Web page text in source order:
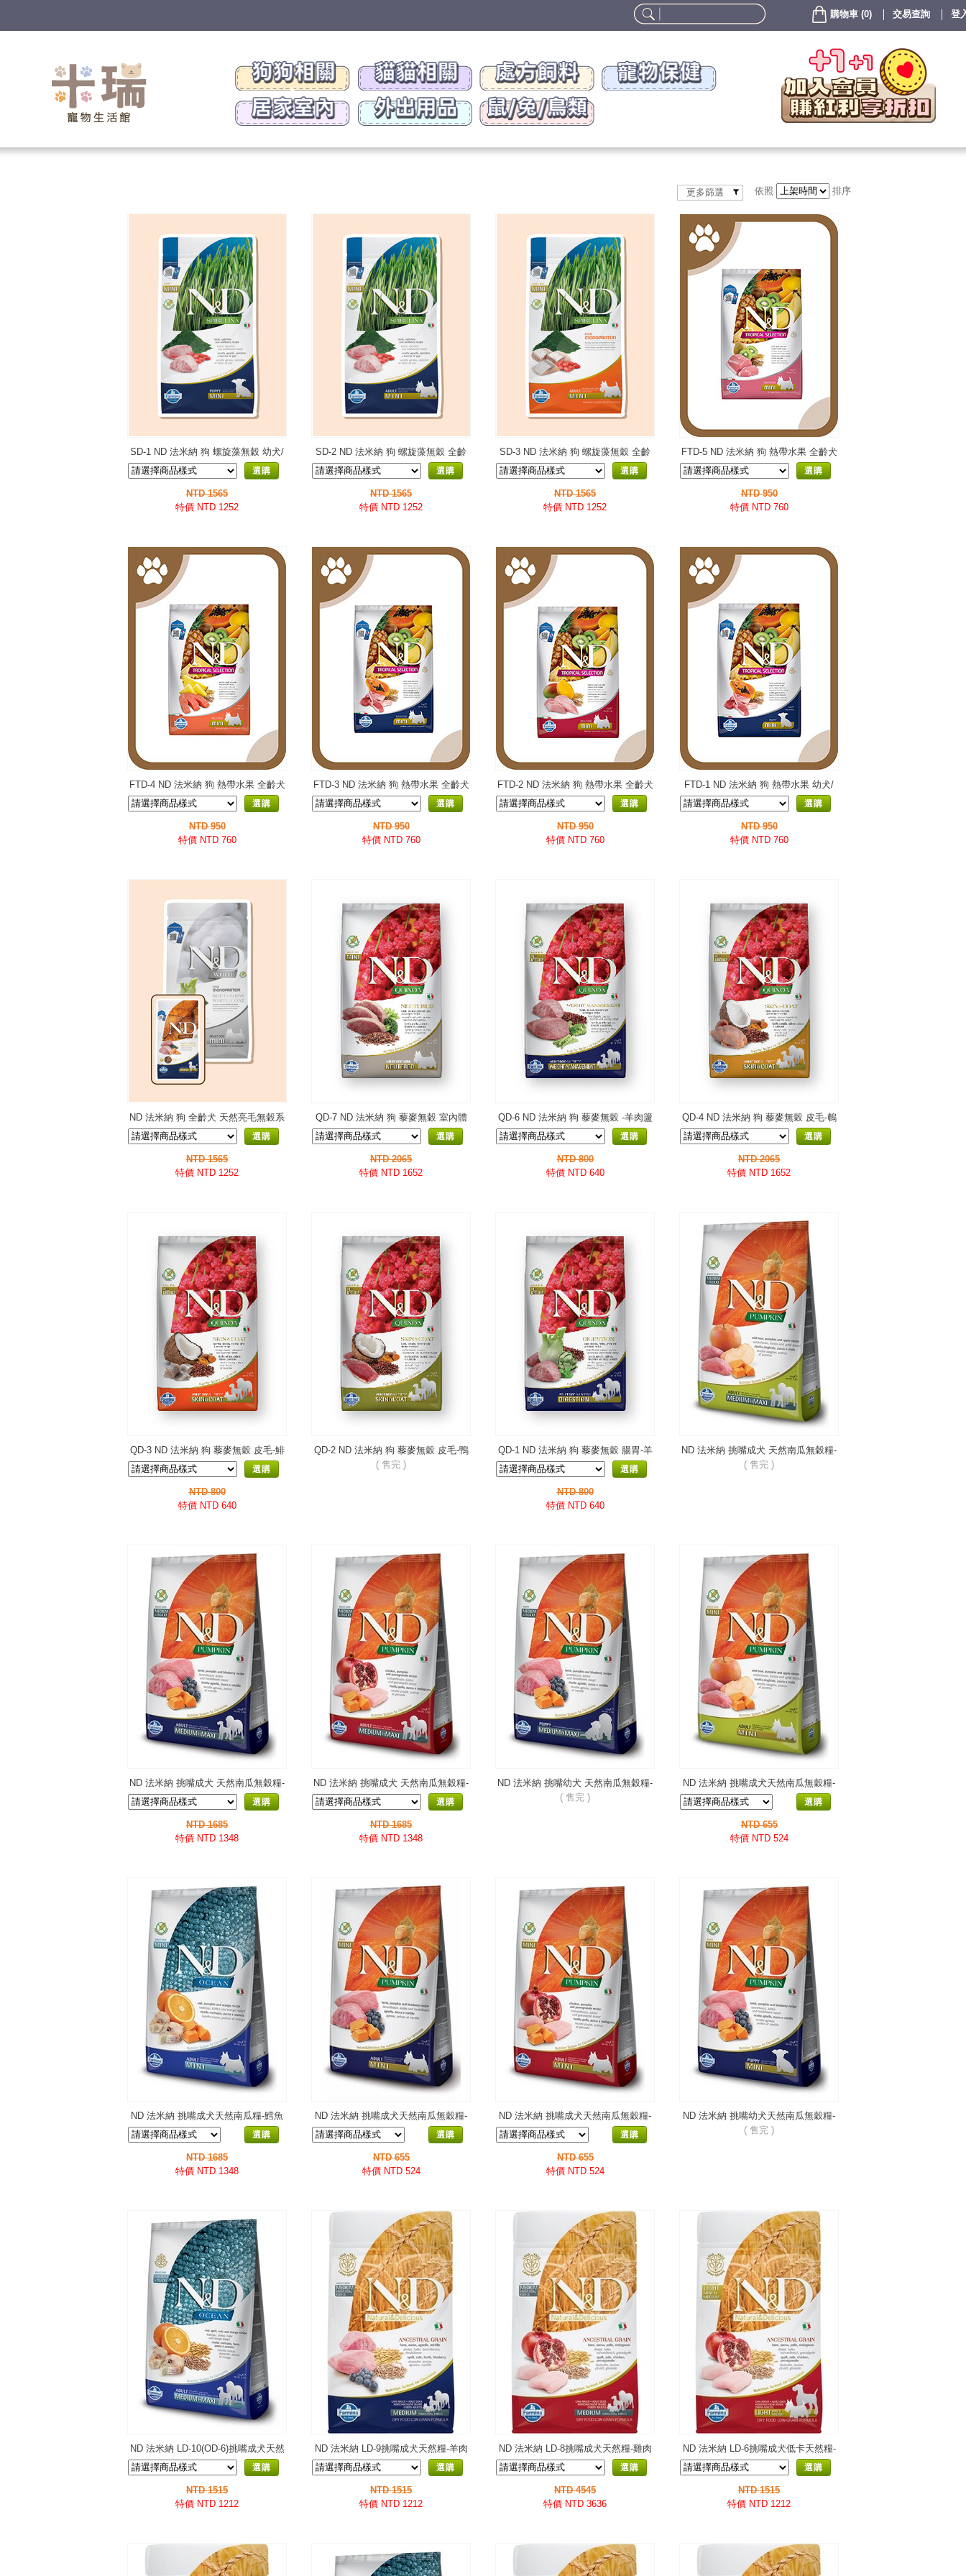
購物車 (0) 交易查詢 登
更多篩選 依照 排序
SD-1 ND 法米納 狗 螺旋藻無穀 幼犬/
懷孕犬
選購
NTD 1565
特價 NTD 1252
SD-2 ND 法米納 狗 螺旋藻無穀 全齡
犬
選購
NTD 1565
特價 NTD 1252
SD-3 ND 法米納 狗 螺旋藻無穀 全齡
犬
選購
NTD 1565
特價 NTD 1252
FTD-5 ND 法米納 狗 熱帶水果 全齡犬
小顆粒
選購
NTD 950
特價 NTD 760
FTD-4 ND 法米納 狗 熱帶水果 全齡犬
小顆粒
選購
NTD 950
特價 NTD 760
FTD-3 ND 法米納 狗 熱帶水果 全齡犬
小顆粒
選購
NTD 950
特價 NTD 760
FTD-2 ND 法米納 狗 熱帶水果 全齡犬
小顆粒
選購
NTD 950
特價 NTD 760
FTD-1 ND 法米納 狗 熱帶水果 幼犬/
懷孕犬 小顆粒
選購
NTD 950
特價 NTD 760
ND 法米納 狗 全齡犬 天然亮毛無穀系
列 HD-01/HD-11
選購
NTD 1565
特價 NTD 1252
QD-7 ND 法米納 狗 藜麥無穀 室內體
態泌尿-鴨肉籚筍
選購
NTD 2065
特價 NTD 1652
QD-6 ND 法米納 狗 藜麥無穀 -羊肉籚
筍
選購
NTD 800
特價 NTD 640
QD-4 ND 法米納 狗 藜麥無穀 皮毛-鵪
鶉椰子
選購
NTD 2065
特價 NTD 1652
QD-3 ND 法米納 狗 藜麥無穀 皮毛-鯡
魚椰子
選購
NTD 800
特價 NTD 640
QD-2 ND 法米納 狗 藜麥無穀 皮毛-鴨
肉椰子
( 售完 )
QD-1 ND 法米納 狗 藜麥無穀 腸胃-羊
肉茴香
選購
NTD 800
特價 NTD 640
ND 法米納 挑嘴成犬 天然南瓜無穀糧-
野豬蘋果-潔牙顆粒 PD-10
( 售完 )
ND 法米納 挑嘴成犬 天然南瓜無穀糧-
羊肉藍莓-潔牙顆粒PD-8選購
NTD 1685
特價 NTD 1348
ND 法米納 挑嘴成犬 天然南瓜無穀糧-
雞肉石榴-潔牙顆粒PD-7選購
NTD 1685
特價 NTD 1348
ND 法米納 挑嘴幼犬 天然南瓜無穀糧-
羊肉藍莓-潔牙顆粒 PD-6
( 售完 )
ND 法米納 挑嘴成犬天然南瓜無穀糧-
野豬蘋果-小顆粒PD-5選購
NTD 655
特價 NTD 524
ND 法米納 挑嘴成犬天然南瓜糧-鱈魚
甜橙-小顆粒PD-4(OD-2)選購
NTD 1685
特價 NTD 1348
ND 法米納 挑嘴成犬天然南瓜無穀糧-
羊肉藍莓-小顆粒PD-3選購
NTD 655
特價 NTD 524
ND 法米納 挑嘴成犬天然南瓜無穀糧-
雞肉石榴-小顆粒PD-2選購
NTD 655
特價 NTD 524
ND 法米納 挑嘴幼犬天然南瓜無穀糧-
羊肉藍莓-小顆粒PD-1
( 售完 )
ND 法米納 LD-10(OD-6)挑嘴成犬天然
糧-鱈魚甜橙-潔牙顆粒選購
NTD 1515
特價 NTD 1212
ND 法米納 LD-9挑嘴成犬天然糧-羊肉
藍莓-潔牙顆粒
選購
NTD 1515
特價 NTD 1212
ND 法米納 LD-8挑嘴成犬天然糧-雞肉
石榴-潔牙顆粒
選購
NTD 4545
特價 NTD 3636
ND 法米納 LD-6挑嘴成犬低卡天然糧-
雞肉石榴
選購
NTD 1515
特價 NTD 1212